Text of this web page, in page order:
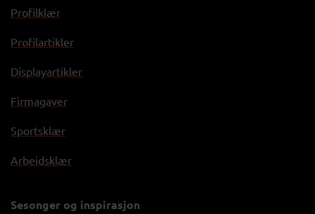
Profilklær
Profilartikler
Displayartikler
Firmagaver
Sportsklær
Arbeidsklær
Sesonger og inspirasjon